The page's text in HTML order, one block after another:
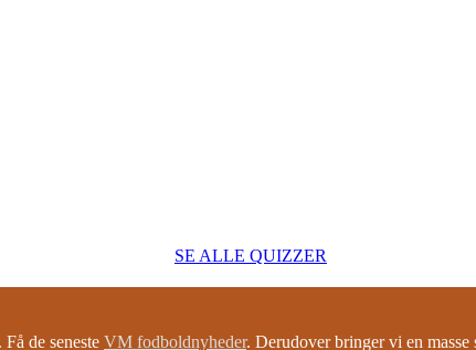
SE ALLE QUIZZER
de seneste VM fodboldnyheder. Derudover bringer vi en masse